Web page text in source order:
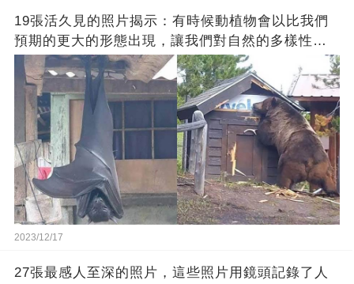
19張活久見的照片揭示：有時候動植物會以比我們
預期的更大的形態出現，讓我們對自然的多樣性感
到驚嘆
2023/12/17
27張最感人至深的照片，這些照片用鏡頭記錄了人